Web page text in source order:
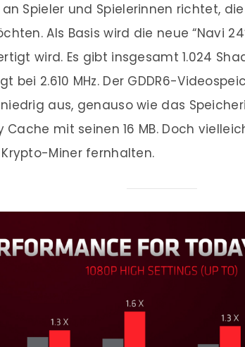
Spieler und Spielerinnen richtet,
Als Basis wird die neue “Navi
wird. Es gibt insgesamt 1.024
bei 2.610 MHz. Der GDDR6-
aus, genauso wie das
Cache mit seinen 16 MB. Doch
Miner fernhalten.